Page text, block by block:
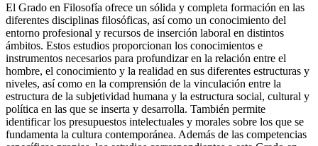
El Grado en Filosofía ofrece un sólida y completa formación en las
diferentes disciplinas filosóficas, así como un conocimiento del
entorno profesional y recursos de inserción laboral en distintos
ámbitos. Estos estudios proporcionan los conocimientos e
instrumentos necesarios para profundizar en la relación entre el
hombre, el conocimiento y la realidad en sus diferentes estructuras y
niveles, así como en la comprensión de la vinculación entre la
estructura de la subjetividad humana y la estructura social, cultural y
política en las que se inserta y desarrolla. También permite
identificar los presupuestos intelectuales y morales sobre los que se
fundamenta la cultura contemporánea. Además de las competencias